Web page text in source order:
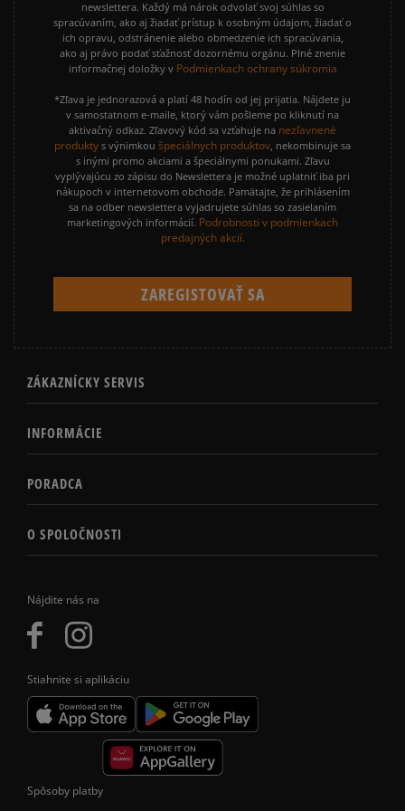
Nájdite nás na
Stiahnite si aplikáciu
newslettera. Každý má nárok odvolať svoj súhlas so
spracúvaním, ako aj žiadať prístup k osobným údajom, žiadať o
ich opravu, odstránenie alebo obmedzenie ich spracúvania,
ako aj právo podať sťažnosť dozornému orgánu. Plné znenie
informačnej doložky v Podmienkach ochrany súkromia
*Zľava je jednorazová a platí 48 hodín od jej prijatia. Nájdete ju
v samostatnom e-maile, ktorý vám pošleme po kliknutí na
aktivačný odkaz. Zľavový kód sa vzťahuje na nezľavnené
produkty s výnimkou špeciálnych produktov, nekombinuje sa
s inými promo akciami a špeciálnymi ponukami. Zľavu
vyplývajúcu zo zápisu do Newslettera je možné uplatniť iba pri
nákupoch v internetovom obchode. Pamätajte, že prihlásením
sa na odber newslettera vyjadrujete súhlas so zasielaním
marketingových informácií. Podrobnosti v podmienkach
predajných akcií.
ZÁKAZNÍCKY SERVIS
INFORMÁCIE
PORADCA
O SPOLOČNOSTI
Spôsoby platby